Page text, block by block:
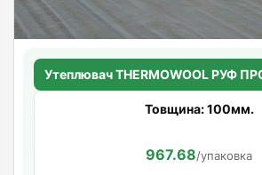
Утеплювач THERMOWOOL РУФ
Товщина: 100мм.
967.68/упаковка